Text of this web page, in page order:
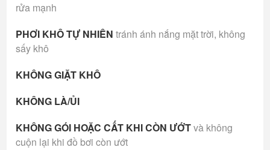
rửa mạnh
PHƠI KHÔ TỰ NHIÊN tránh ánh nắng mặt trời, không
sấy khô
KHÔNG GIẶT KHÔ
KHÔNG LÀ/ỦI
KHÔNG GÓI HOẶC CẤT KHI CÒN ƯỚTvà không
cuộn lại khi đồ bơi còn ướt